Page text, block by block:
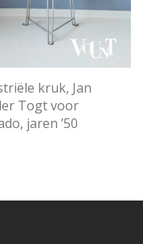
kruk, Jan
Togt voor
jaren ’50